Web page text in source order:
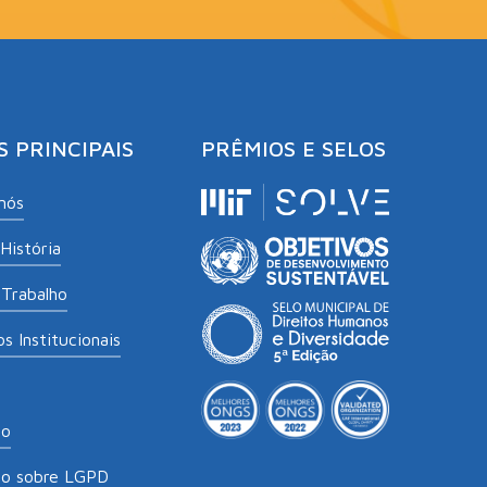
PRINCIPAIS
Institucionais
sobre LGPD
PRÊMIOS E SELOS